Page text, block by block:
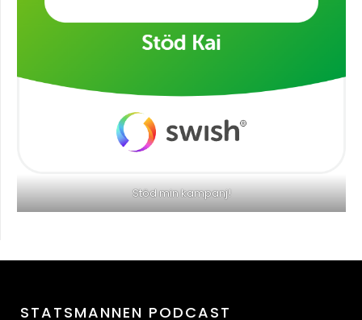
Stöd min kampanj!
STATSMANNEN PODCAST